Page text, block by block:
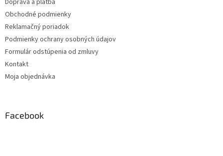
Doprava a platba
Obchodné podmienky
Reklamačný poriadok
Podmienky ochrany osobných údajov
Formulár odstúpenia od zmluvy
Kontakt
Moja objednávka
Facebook